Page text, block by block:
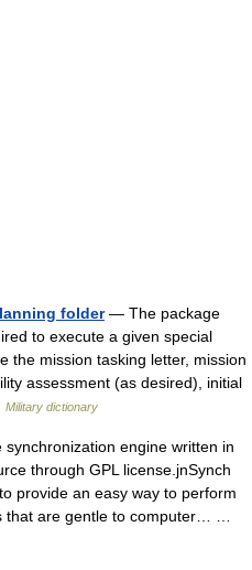
folder— The package
to execute a given special
the mission tasking letter, mission
assessment (as desired), initial
Military dictionary
engine written in
through GPL license.jnSynch
provide an easy way to perform
that are gentle to computer… …